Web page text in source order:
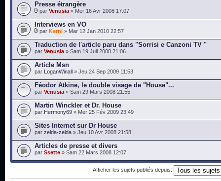
Presse étrangère
par Venusia » Mer 16 Avr 2008 17:07
Interviews en VO
par Kerni » Mar 12 Jan 2010 22:57
Traduction de l'article paru dans "Sorrisi e Canzoni TV "
par Venusia » Sam 19 Juil 2008 21:06
Article Msn
par LoganWinall » Jeu 24 Sep 2009 11:53
Féodor Atkine, le double visage de "House"...
par Venusia » Sam 29 Mars 2008 21:55
Martin Winckler et Dr. House
par Hermony69 » Mer 25 Fév 2009 23:49
Sites Internet sur Dr House
par zelda-zelda » Jeu 10 Avr 2008 21:58
Articles de presse et divers
par Ssette » Sam 22 Mars 2008 12:07
Afficher les sujets publiés depuis: